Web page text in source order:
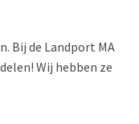
Bij de Landport MA
Wij hebben ze